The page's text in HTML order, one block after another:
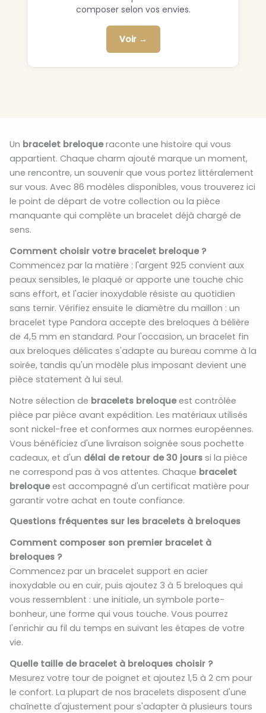
composer selon vos envies.
Voir →
Un bracelet breloqueraconte une histoire qui vous
appartient. Chaque charm ajouté marque un moment,
une rencontre, un souvenir que vous portez littéralement
sur vous. Avec 86 modèles disponibles, vous trouverez ici
le point de départ de votre collection ou la pièce
manquante qui complète un bracelet déjà chargé de
sens.
Comment choisir votre bracelet breloque ?
Commencez par la matière : l'argent 925 convient aux
peaux sensibles, le plaqué or apporte une touche chic
sans effort, et l'acier inoxydable résiste au quotidien
sans ternir. Vérifiez ensuite le diamètre du maillon : un
bracelet type Pandora accepte des breloques à bélière
de 4,5 mm en standard. Pour l'occasion, un bracelet fin
aux breloques délicates s'adapte au bureau comme à la
soirée, tandis qu'un modèle plus imposant devient une
pièce statement à lui seul.
Notre sélection de bracelets breloqueest contrôlée
pièce par pièce avant expédition. Les matériaux utilisés
sont nickel-free et conformes aux normes européennes.
Vous bénéficiez d'une livraison soignée sous pochette
cadeaux, et d'un délai de retour de 30 jours si la pièce
ne correspond pas à vos attentes. Chaque bracelet
breloqueest accompagné d'un certificat matière pour
garantir votre achat en toute confiance.
Questions fréquentes sur les bracelets à breloques
Comment composer son premier bracelet à
breloques ?
Commencez par un bracelet support en acier
inoxydable ou en cuir, puis ajoutez 3 à 5 breloques qui
vous ressemblent : une initiale, un symbole porte-
bonheur, une forme qui vous touche. Vous pourrez
l'enrichir au fil du temps en suivant les étapes de votre
vie.
Quelle taille de bracelet à breloques choisir ?
Mesurez votre tour de poignet et ajoutez 1,5 à 2 cm pour
le confort. La plupart de nos bracelets disposent d'une
chaînette d'ajustement pour s'adapter à plusieurs tours